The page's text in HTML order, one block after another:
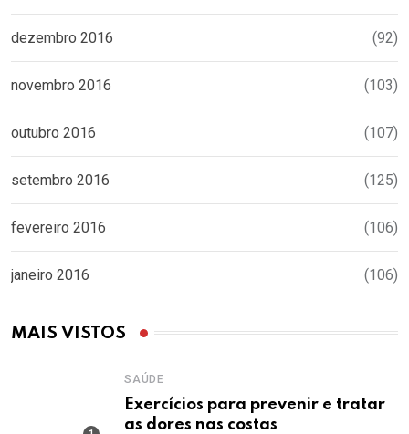
dezembro 2016 (92)
novembro 2016 (103)
outubro 2016 (107)
setembro 2016 (125)
fevereiro 2016 (106)
janeiro 2016 (106)
MAIS VISTOS
SAÚDE
Exercícios para prevenir e tratar
as dores nas costas